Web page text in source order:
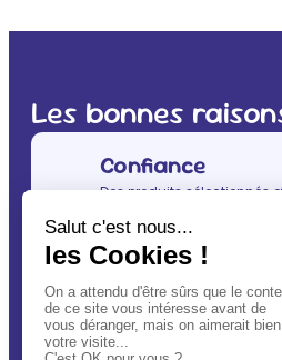
Les bonnes
Confiance
Des produits sélectionnés
(après vous évidemment ! )
Simplicité
En un clic, vous allégez